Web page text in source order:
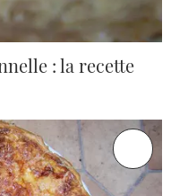
: la recette